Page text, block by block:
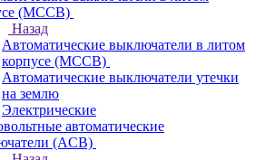
(MCCB)
Назад
Автоматические выключатели в литом
корпусе (MCCB)
Автоматические выключатели утечки
на землю
Электрические
автоматические
(ACB)